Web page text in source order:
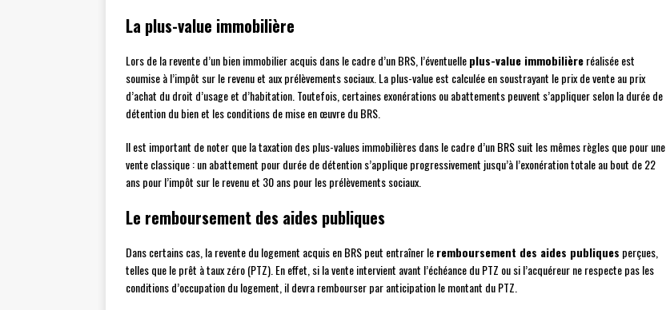
La plus-value immobilière
Lors de la revente d’un bien immobilier acquis dans le cadre d’un BRS, l’éventuelleplus-value immobilièreréalisée est
soumise à l’impôt sur le revenu et aux prélèvements sociaux. La plus-value est calculée en soustrayant le prix de vente au prix
d’achat du droit d’usage et d’habitation. Toutefois, certaines exonérations ou abattements peuvent s’appliquer selon la durée de
détention du bien et les conditions de mise en œuvre du BRS.
Il est important de noter que la taxation des plus-values immobilières dans le cadre d’un BRS suit les mêmes règles que pour une
vente classique : un abattement pour durée de détention s’applique progressivement jusqu’à l’exonération totale au bout de 22
ans pour l’impôt sur le revenu et 30 ans pour les prélèvements sociaux.
Le remboursement des aides publiques
Dans certains cas, la revente du logement acquis en BRS peut entraîner leremboursement des aides publiques perçues,
telles que le prêt à taux zéro (PTZ). En effet, si la vente intervient avant l’échéance du PTZ ou si l’acquéreur ne respecte pas les
conditions d’occupation du logement, il devra rembourser par anticipation le montant du PTZ.